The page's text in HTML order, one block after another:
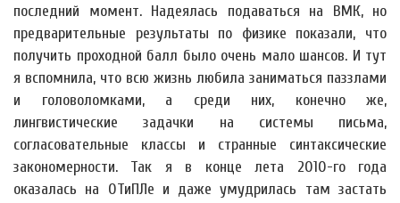
последний момент. Надеялась подаваться на ВМК, но
предварительные результаты по физике показали, что
получить проходной балл было очень мало шансов. И тут
я вспомнила, что всю жизнь любила заниматься паззлами
и головоломками, а среди них, конечно же,
лингвистические задачки на системы письма,
согласовательные классы и странные синтаксические
закономерности. Так я в конце лета 2010-го года
оказалась на ОТиПЛе и даже умудрилась там застать